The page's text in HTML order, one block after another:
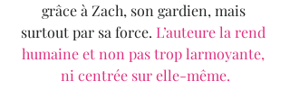
grâce à Zach, son gardien, mais
surtout par sa force. L’auteure la rend
humaine et non pas trop larmoyante,
ni centrée sur elle-même.